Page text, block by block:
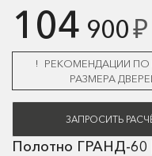
104 900₽
РЕКОМЕНДАЦИИ ПО
РАЗМЕРА
ЗАПРОСИТЬ
Полотно ГРАНД-60